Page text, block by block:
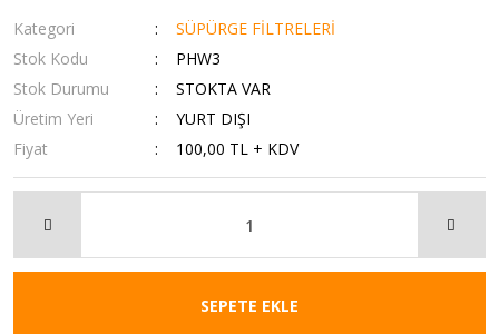
Kategori
SÜPÜRGE FİLTRELERİ
Stok Kodu
PHW3
Stok Durumu
STOKTA VAR
Üretim Yeri
YURT DIŞI
Fiyat
100,00 TL + KDV
SEPETE EKLE